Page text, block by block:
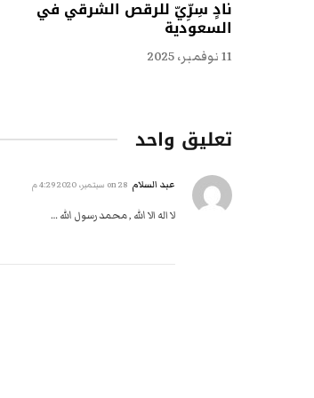
نادٍ سِرِّيّ للرقص الشرقي في
السعودية
11 نوفمبر، 2025
تعليق واحد
عبد السلام 28 سبتمبر، 2020 4:29 م
لا اله الا الله , محمد رسول الله …